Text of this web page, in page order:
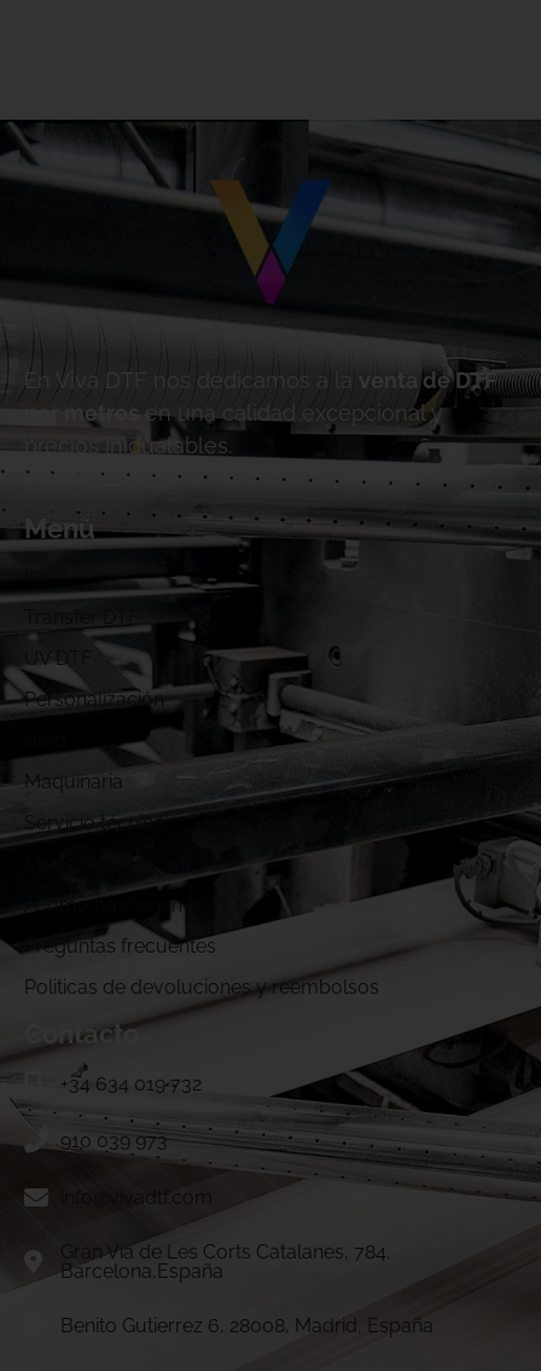
En Viva DTF nos dedicamos a la
venta de DTF
por metros
en una calidad excepcional y
precios inigualables.
Menú
UV DTF
Personalización
Maquinaria
Servicio técnico
¿Cómo funcionamos?
Preguntas frecuentes
Politicas de devoluciones y reembolsos
Contacto
+34 634 019 732
910 039 973
info@vivadtf.com
Gran Vía de Les Corts Catalanes, 784.
Barcelona,España
Benito Gutierrez 6, 28008, Madrid, España